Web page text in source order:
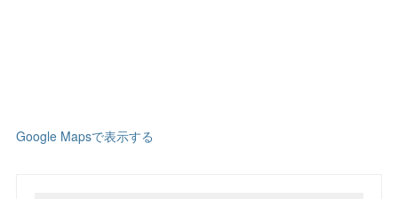
Google Mapsで表示する